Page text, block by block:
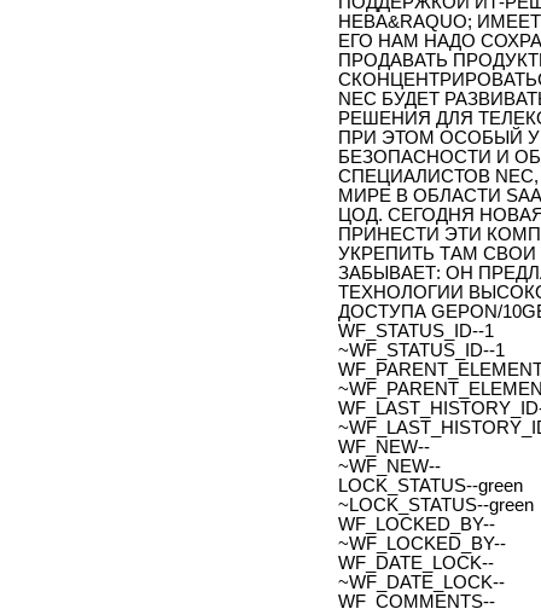
НЕВА&RAQUO;
ЕГО НАМ НАДО
ПРОДАВАТЬ
NEC БУДЕТ
РЕШЕНИЯ ДЛЯ
ПРИ ЭТОМ ОСОБЫЙ
БЕЗОПАСНОСТИ И
СПЕЦИАЛИСТОВ
МИРЕ В ОБЛАСТИ
ЦОД. СЕГОДНЯ
ПРИНЕСТИ ЭТИ
УКРЕПИТЬ ТАМ
ЗАБЫВАЕТ: ОН
ТЕХНОЛОГИИ
ДОСТУПА GEPON/
WF_STATUS_ID--1
~WF_STATUS_ID--1
WF_NEW--
~WF_NEW--
LOCK_STATUS--green
~LOCK_STATUS--green
WF_LOCKED_BY--
~WF_LOCKED_BY--
WF_DATE_LOCK--
~WF_DATE_LOCK--
WF_COMMENTS--